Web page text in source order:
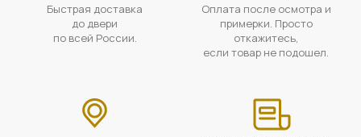
Быстрая доставка
до двери
по всей России.
Оплата после осмотра и
примерки. Просто
откажитесь,
если товар не подошел.